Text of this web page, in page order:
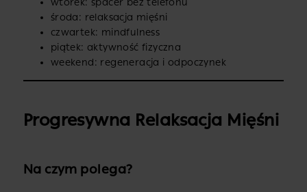
środa: relaksacja mięśni
czwartek: mindfulness
piątek: aktywność fizyczna
weekend: regeneracja i odpoczynek
Progresywna Relaksacja Mięśni
Na czym polega?